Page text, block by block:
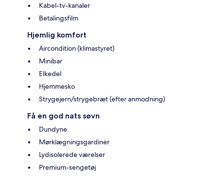
Kabel-tv-kanaler
Betalingsfilm
Hjemlig komfort
Aircondition (klimastyret)
Minibar
Elkedel
Hjemmesko
Strygejern/strygebræt (efter anmodning)
Få en god nats søvn
Dundyne
Mørklægningsgardiner
Lydisolerede værelser
Premium-sengetøj